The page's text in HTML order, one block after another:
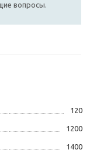
вопросы.
120
1200
1400